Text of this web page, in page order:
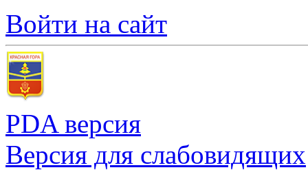
Войти на сайт
PDA версия
Версия для слабовидящих